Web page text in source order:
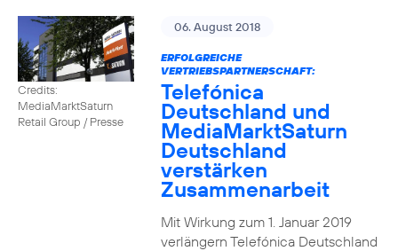
Credits:
MediaMarktSaturn
Retail Group / Presse
06. August 2018
ERFOLGREICHE
VERTRIEBSPARTNERSCHAFT:
Telefónica
Deutschland und
MediaMarktSaturn
Deutschland
verstärken
Zusammenarbeit
Mit Wirkung zum 1. Januar 2019
verlängern Telefónica Deutschland